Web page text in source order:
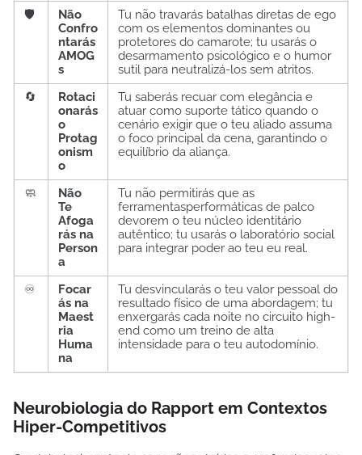
🛡️
Não
Confro
ntarás
AMOG
s
Tu não travarás batalhas diretas de ego
com os elementos dominantes ou
protetores do camarote; tu usarás o
desarmamento psicológico e o humor
sutil para neutralizá-los sem atritos.
🔄
Rotaci
onarás
o
Protag
onism
o
Tu saberás recuar com elegância e
atuar como suporte tático quando o
cenário exigir que o teu aliado assuma
o foco principal da cena, garantindo o
equilíbrio da aliança.
🧼
Não
Te
Afoga
rás na
Person
a
Tu não permitirás que as
ferramentasperformáticas de palco
devorem o teu núcleo identitário
autêntico; tu usarás o laboratório social
para integrar poder ao teu eu real.
♾️
Focar
ás na
Maest
ria
Huma
na
Tu desvincularás o teu valor pessoal do
resultado físico de uma abordagem; tu
enxergarás cada noite no circuito high-
end como um treino de alta
intensidade para o teu autodomínio.
Neurobiologia do Rapport em Contextos
Hiper-Competitivos